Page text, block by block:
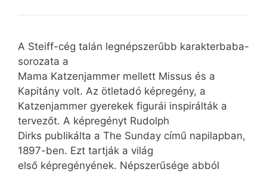
A Steiff-cég talán legnépszerűbb karakterbaba-
sorozata a
Mama Katzenjammer mellett Missus és a
Kapitány volt. Az ötletadó képregény, a
Katzenjammer gyerekek figurái inspirálták a
tervezőt. A képregényt Rudolph
Dirks publikálta a The Sunday című napilapban,
1897-ben. Ezt tartják a világ
első képregényének. Népszerűsége abból